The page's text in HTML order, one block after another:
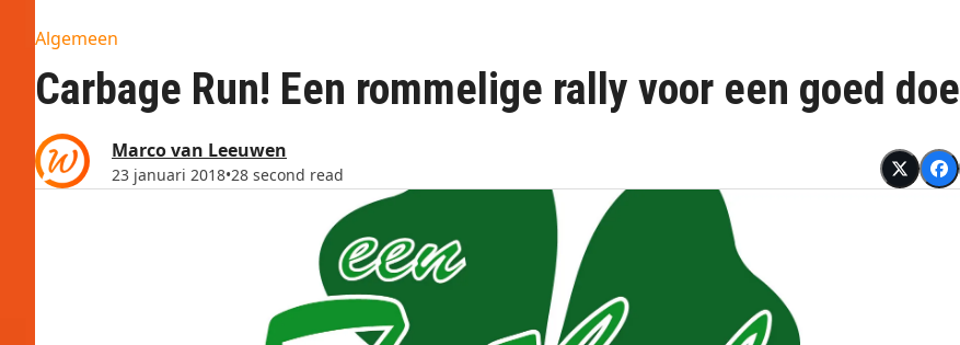
Algemeen
Carbage Run! Een rommelige rally voor een goed doel
Marco van Leeuwen
23 januari 2018•28 second read